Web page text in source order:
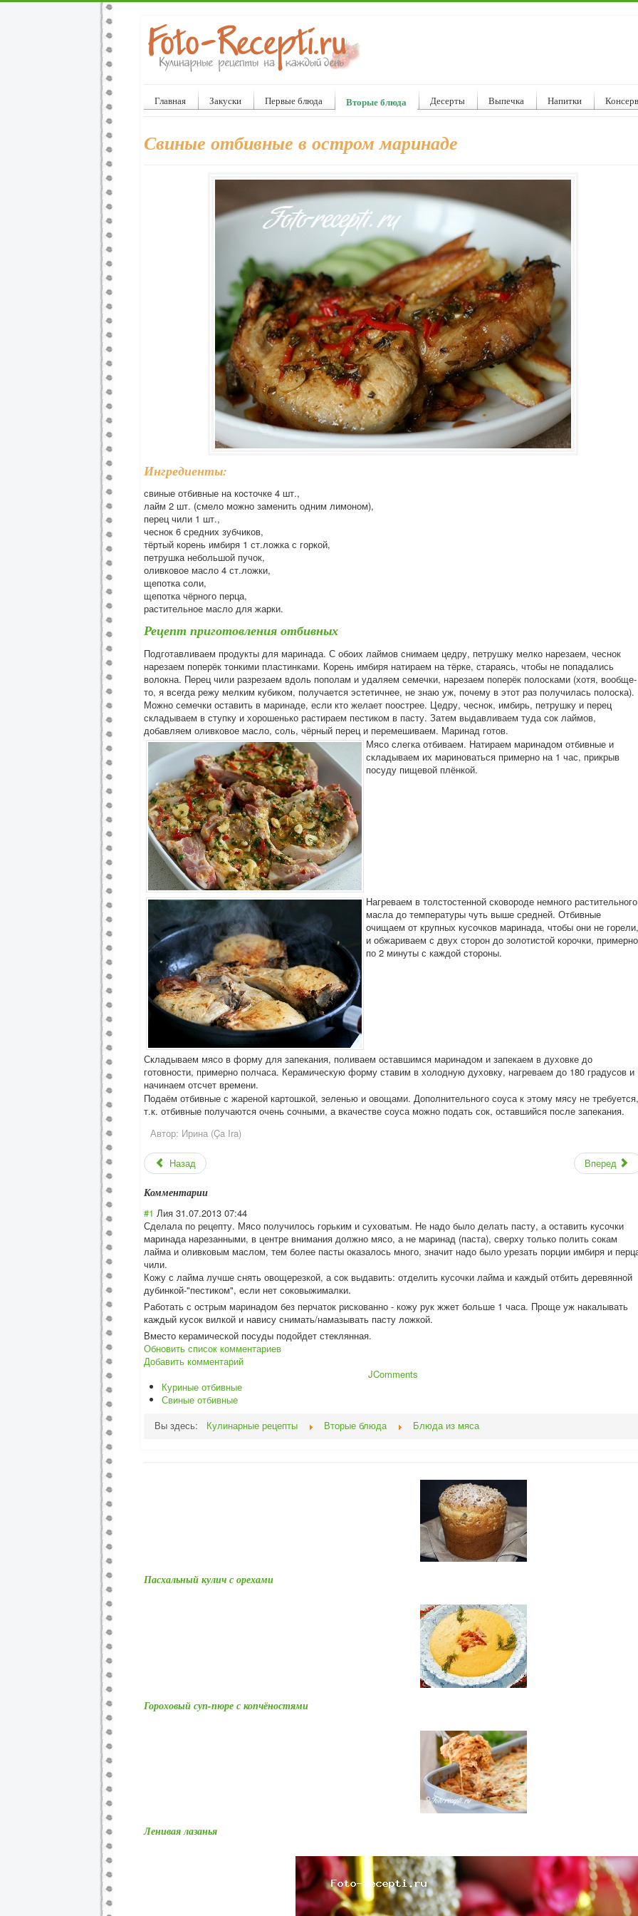
Главная Закуски Первые блюда Вторые блюда Десерты Выпечка Напитки
Свиные отбивные в остром маринаде
Ингредиенты:
свиные отбивные на косточке 4 шт.,
лайм 2 шт. (смело можно заменить одним лимоном),
перец чили 1 шт.,
чеснок 6 средних зубчиков,
тёртый корень имбиря 1 ст.ложка с горкой,
петрушка небольшой пучок,
оливковое масло 4 ст.ложки,
щепотка соли,
щепотка чёрного перца,
растительное масло для жарки.
Рецепт приготовления отбивных
Подготавливаем продукты для маринада. С обоих лаймов снимаем цедру, петрушку мелко нарезаем, чеснок
нарезаем поперёк тонкими пластинками. Корень имбиря натираем на тёрке, стараясь, чтобы не попадались
волокна. Перец чили разрезаем вдоль пополам и удаляем семечки, нарезаем поперёк полосками (хотя, вообще-
то, я всегда режу мелким кубиком, получается эстетичнее, не знаю уж, почему в этот раз получилась полоска).
Можно семечки оставить в маринаде, если кто желает поострее. Цедру, чеснок, имбирь, петрушку и перец
складываем в ступку и хорошенько растираем пестиком в пасту. Затем выдавливаем туда сок лаймов,
добавляем оливковое масло, соль, чёрный перец и перемешиваем. Маринад готов.
Мясо слегка отбиваем. Натираем маринадом отбивные и
складываем их мариноваться примерно на 1 час, прикрыв
посуду пищевой плёнкой.
Нагреваем в толстостенной сковороде немного растительного
масла до температуры чуть выше средней. Отбивные
очищаем от крупных кусочков маринада, чтобы они не горели,
и обжариваем с двух сторон до золотистой корочки, примерно
по 2 минуты с каждой стороны.
Складываем мясо в форму для запекания, поливаем оставшимся маринадом и запекаем в духовке до
готовности, примерно полчаса. Керамическую форму ставим в холодную духовку, нагреваем до 180 градусов и
начинаем отсчет времени.
Подаём отбивные с жареной картошкой, зеленью и овощами. Дополнительного соуса к этому мясу не требуется,
т.к. отбивные получаются очень сочными, а вкачестве соуса можно подать сок, оставшийся после запекания.
Автор: Ирина (Ça Ira)
Назад Вперед
Комментарии
#1 Лия 31.07.2013 07:44
Сделала по рецепту. Мясо получилось горьким и суховатым. Не надо было делать пасту, а оставить кусочки
маринада нарезанными, в центре внимания должно мясо, а не маринад (паста), сверху только полить сокам
лайма и оливковым маслом, тем более пасты оказалось много, значит надо было урезать порции имбиря и
чили.
Кожу с лайма лучше снять овощерезкой, а сок выдавить: отделить кусочки лайма и каждый отбить деревянной
дубинкой-"пестиком", если нет соковыжималки.
Работать с острым маринадом без перчаток рискованно - кожу рук жжет больше 1 часа. Проще уж накалывать
каждый кусок вилкой и навису снимать/намазывать пасту ложкой.
Вместо керамической посуды подойдет стеклянная.
Обновить список комментариев
Добавить комментарий
JComments
Куриные отбивные
Свиные отбивные
Вы здесь:
Кулинарные рецепты Вторые блюда Блюда из мяса
Пасхальный кулич с орехами
Гороховый суп-пюре с копчёностями
Ленивая лазанья